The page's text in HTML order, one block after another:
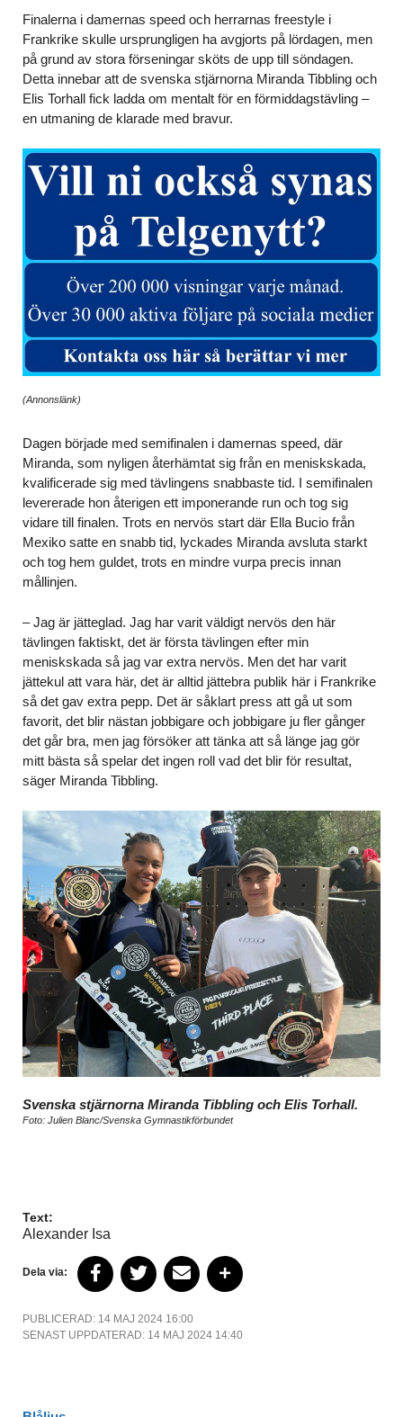
Finalerna i damernas speed och herrarnas freestyle i
Frankrike skulle ursprungligen ha avgjorts på lördagen, men
på grund av stora förseningar sköts de upp till söndagen.
Detta innebar att de svenska stjärnorna Miranda Tibbling och
Elis Torhall fick ladda om mentalt för en förmiddagstävling –
en utmaning de klarade med bravur.
(Annonslänk)
Dagen började med semifinalen i damernas speed, där
Miranda, som nyligen återhämtat sig från en meniskskada,
kvalificerade sig med tävlingens snabbaste tid. I semifinalen
levererade hon återigen ett imponerande run och tog sig
vidare till finalen. Trots en nervös start där Ella Bucio från
Mexiko satte en snabb tid, lyckades Miranda avsluta starkt
och tog hem guldet, trots en mindre vurpa precis innan
mållinjen.
– Jag är jätteglad. Jag har varit väldigt nervös den här
tävlingen faktiskt, det är första tävlingen efter min
meniskskada så jag var extra nervös. Men det har varit
jättekul att vara här, det är alltid jättebra publik här i Frankrike
så det gav extra pepp. Det är såklart press att gå ut som
favorit, det blir nästan jobbigare och jobbigare ju fler gånger
det går bra, men jag försöker att tänka att så länge jag gör
mitt bästa så spelar det ingen roll vad det blir för resultat,
säger Miranda Tibbling.
Svenska stjärnorna Miranda Tibbling och Elis Torhall.
Foto: Julien Blanc/Svenska Gymnastikförbundet
Text:
Alexander Isa
Dela via:
PUBLICERAD: 14 MAJ 2024 16:00
SENAST UPPDATERAD: 14 MAJ 2024 14:40